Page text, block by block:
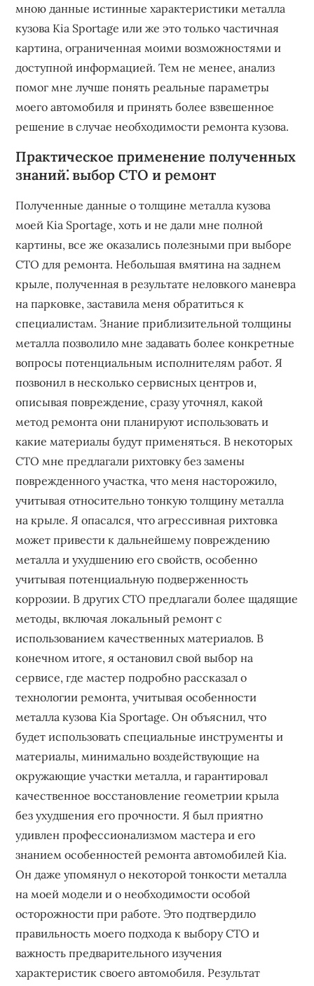
мною данные истинные характеристики металла
кузова Kia Sportage или же это только частичная
картина, ограниченная моими возможностями и
доступной информацией. Тем не менее, анализ
помог мне лучше понять реальные параметры
моего автомобиля и принять более взвешенное
решение в случае необходимости ремонта кузова.
Практическое применение полученных
знаний⁚ выбор СТО и ремонт
Полученные данные о толщине металла кузова
моей Kia Sportage, хоть и не дали мне полной
картины, все же оказались полезными при выборе
СТО для ремонта. Небольшая вмятина на заднем
крыле, полученная в результате неловкого маневра
на парковке, заставила меня обратиться к
специалистам. Знание приблизительной толщины
металла позволило мне задавать более конкретные
вопросы потенциальным исполнителям работ. Я
позвонил в несколько сервисных центров и,
описывая повреждение, сразу уточнял, какой
метод ремонта они планируют использовать и
какие материалы будут применяться. В некоторых
СТО мне предлагали рихтовку без замены
поврежденного участка, что меня насторожило,
учитывая относительно тонкую толщину металла
на крыле. Я опасался, что агрессивная рихтовка
может привести к дальнейшему повреждению
металла и ухудшению его свойств, особенно
учитывая потенциальную подверженность
коррозии. В других СТО предлагали более щадящие
методы, включая локальный ремонт с
использованием качественных материалов. В
конечном итоге, я остановил свой выбор на
сервисе, где мастер подробно рассказал о
технологии ремонта, учитывая особенности
металла кузова Kia Sportage. Он объяснил, что
будет использовать специальные инструменты и
материалы, минимально воздействующие на
окружающие участки металла, и гарантировал
качественное восстановление геометрии крыла
без ухудшения его прочности. Я был приятно
удивлен профессионализмом мастера и его
знанием особенностей ремонта автомобилей Kia.
Он даже упомянул о некоторой тонкости металла
на моей модели и о необходимости особой
осторожности при работе. Это подтвердило
правильность моего подхода к выбору СТО и
важность предварительного изучения
характеристик своего автомобиля. Результат